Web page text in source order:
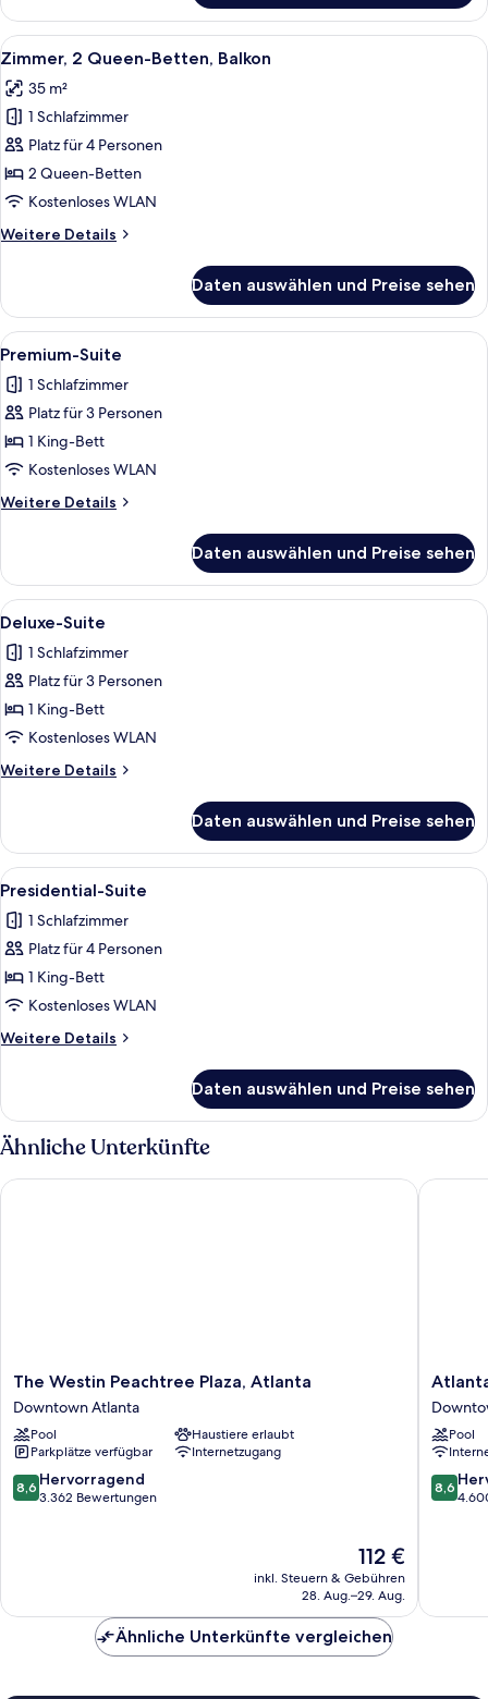
2 Queen-
Betten,
Stadtblick
Alle
Fotos
für
Zimmer,
2 Queen-
Betten,
Balkon
Ein Hotelzimmer mit zwei Betten,
7
Zimmer, 2 Queen-Betten, Balkon
35 m²
1 Schlafzimmer
Platz für 4 Personen
2 Queen-Betten
Kostenloses WLAN
Weitere Details
Weitere
2 Queen-
Betten,
Balkon
Daten auswählen und Preise sehen
Alle
Fotos
für
Premium-
Suite
anzeigen
Ein modernes Hotelzimmer mit
7
Premium-Suite
1 Schlafzimmer
Platz für 3 Personen
1 King-Bett
Kostenloses WLAN
Weitere Details
Weitere
Suite
Daten auswählen und Preise sehen
Alle
Fotos
für
Deluxe-
Suite
anzeigen
Ein modernes Hotelzimmer mit
8
Deluxe-Suite
1 Schlafzimmer
Platz für 3 Personen
1 King-Bett
Kostenloses WLAN
Weitere Details
Weitere
Suite
Daten auswählen und Preise sehen
Alle
Fotos
für
Presidential-
Suite
anzeigen
Ein modernes Wohnzimmer mit
9
Presidential-Suite
1 Schlafzimmer
Platz für 4 Personen
1 King-Bett
Kostenloses WLAN
Weitere Details
Weitere
Suite
Daten auswählen und Preise sehen
Ähnliche Unterkünfte
The
Westin
Peachtree
Plaza,
Atlanta
Downtown
Atlanta
The Westin Peachtree Plaza, Atlanta
Downtown Atlanta
Pool
Haustiere erlaubt
Parkplätze verfügbar
Internetzugang
8.6
von
8,6 Hervorragend
3.362 Bewertungen
Der
Preis
beträgt
112 €
inkl. Steuern & Gebühren
28. Aug.–29. Aug.
The Westin Peachtree Plaza, Atlanta
Atlanta
Marriott
Marquis
Atlanta
Pool
8.6
von
8,6
Atlanta
Ähnliche Unterkünfte vergleichen